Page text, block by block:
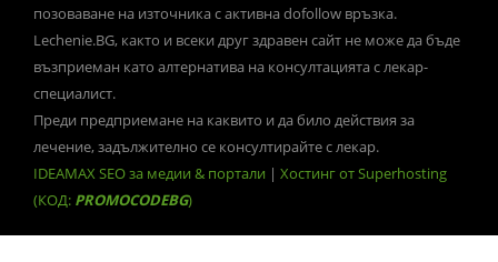
позоваване на източника с активна dofollow връзка.
Lechenie.BG, както и всеки друг здравен сайт не може да бъде
възприеман като алтернатива на консултацията с лекар-
специалист.
Преди предприемане на каквито и да било действия за
лечение, задължително се консултирайте с лекар.
IDEAMAX SEO за медии & портали | Хостинг от Superhosting
(КОД: PROMOCODEBG)